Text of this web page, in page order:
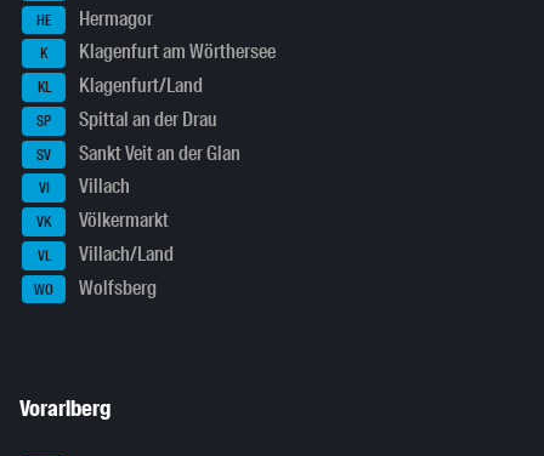
HE Hermagor
K Klagenfurt am Wörthersee
KL Klagenfurt/Land
SP Spittal an der Drau
SV Sankt Veit an der Glan
VI Villach
VK Völkermarkt
VL Villach/Land
WO Wolfsberg
Vorarlberg